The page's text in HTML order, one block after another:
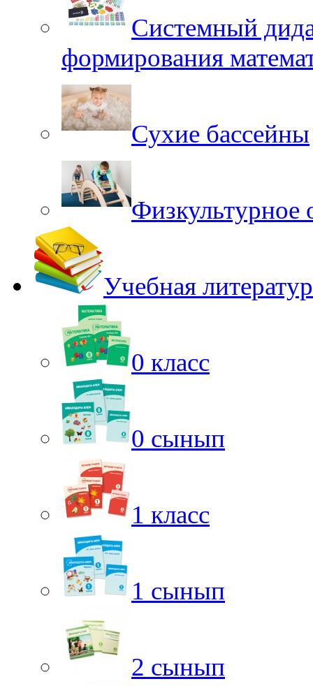
Системный
формирования
Сухие бассейны
Физкультурное
Учебная
0 класс
0 сынып
1 класс
1 сынып
2 сынып